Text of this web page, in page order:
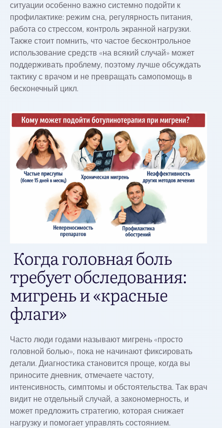
ситуации особенно важно системно подойти к
профилактике: режим сна, регулярность питания,
работа со стрессом, контроль экранной нагрузки.
Также стоит помнить, что частое бесконтрольное
использование средств «на всякий случай» может
поддерживать проблему, поэтому лучше обсуждать
тактику с врачом и не превращать самопомощь в
бесконечный цикл.
Когда головная боль
требует обследования:
мигрень и «красные
флаги»
Часто люди годами называют мигрень «просто
головной болью», пока не начинают фиксировать
детали. Диагностика становится проще, когда вы
приносите дневник, отмечаете частоту,
интенсивность, симптомы и обстоятельства. Так врач
видит не отдельный случай, а закономерность, и
может предложить стратегию, которая снижает
нагрузку и помогает управлять состоянием.